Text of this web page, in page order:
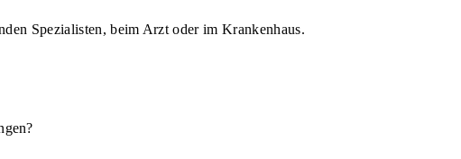
Spezialisten, beim Arzt oder im Krankenhaus.